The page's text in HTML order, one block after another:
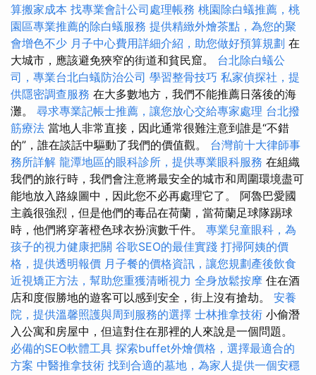
算搬家成本 找專業會計公司處理帳務 桃園除白蟻推薦，桃
園區專業推薦的除白蟻服務 提供精緻外燴茶點，為您的聚
會增色不少 月子中心費用詳細介紹，助您做好預算規劃 在
大城市，應該避免狹窄的街道和貧民窟。 台北除白蟻公
司，專業台北白蟻防治公司 學習整骨技巧 私家偵探社，提
供隱密調查服務 在大多數地方，我們不能推薦日落後的海
灘。 尋求專業記帳士推薦，讓您放心交給專家處理 台北撥
筋療法 當地人非常直接，因此通常很難注意到誰是“不錯
的”，誰在談話中驅動了我們的價值觀。 台灣前十大律師事
務所詳解 龍潭地區的眼科診所，提供專業眼科服務 在組織
我們的旅行時，我們會注意將最安全的城市和周圍環境盡可
能地放入路線圖中，因此您不必再處理它了。 阿魯巴愛國
主義很強烈，但是他們的毒品在荷蘭，當荷蘭足球隊踢球
時，他們將穿著橙色球衣扮演數千件。 專業兒童眼科，為
孩子的視力健康把關 谷歌SEO的最佳實踐 打掃阿姨的價
格，提供透明報價 月子餐的價格資訊，讓您規劃產後飲食
近視矯正方法，幫助您重獲清晰視力 全身放鬆按摩 住在酒
店和度假勝地的遊客可以感到安全，街上沒有搶劫。 安養
院，提供溫馨照護與周到服務的選擇 士林推拿技術 小偷潛
入公寓和房屋中，但這對住在那裡的人來說是一個問題。
必備的SEO軟體工具 探索buffet外燴價格，選擇最適合的
方案 中醫推拿技術 找到合適的墓地，為家人提供一個安穩